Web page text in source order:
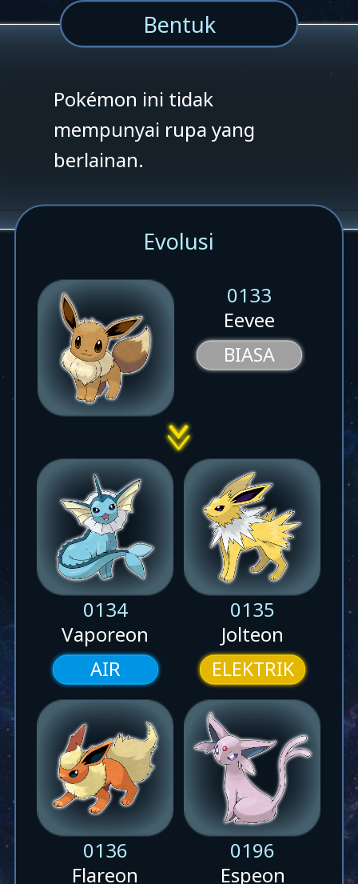
Bentuk
Pokémon ini tidak
mempunyai rupa yang
berlainan.
Evolusi
0133
Eevee
BIASA
0134
Vaporeon
AIR
0135
Jolteon
ELEKTRIK
0136
Flareon
0196
Espeon